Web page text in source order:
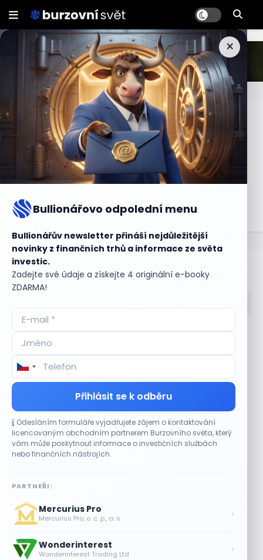
×
Bullionářovo odpolední menu
Bullionářův newsletter přináší nejdůležitější
novinky z finančních trhů a informace ze světa
investic.
Zadejte své údaje a získejte 4 originální e-booky
ZDARMA!
Přihlásit se k odběru
Odesláním formuláře vyjadřujete zájem o kontaktování
licencovaným obchodním partnerem Burzovního světa, který
vám může poskytnout informace o investičních službách
nebo finančních nástrojích.
PARTNEŘI:
Mercurius Pro
Mercurius Pro, o. c. p., a. s. ›
Wonderinterest
Wonderinterest Trading Ltd ›
ROE
ROE (Return on Equity), česky návratnost vlastního
kapitálu, je ukazatel, který měří ziskovost kapitálu, který
mají vlastníci společnosti vložený do podnikání. ROE
vyjadřuje poměr mezi čistým ziskem společnosti a
vlastním kapitálem. Vyšší hodnota ROE obvykle indikuje
vyšší efektivitu využívání vlastního kapitálu společnosti.
Bullionářův slovníček
Accumulate
ADR (Americké
depozitní certifikáty)
Advokátní úschova
Akcie
Akcie kmenová
Akcie na doručitele
Akcie prioritní
Akciové riziko (Risk On
Shares)
Akvizice
Alikvotní úrokový výnos
(AUV)
Alokace
Alokace (IPO)
Alokační efektivnost
Komoditní trhy
Kontinuální režim
Korporátní dluhopisy
Kotace
Kotovaná měna
Krátká pozice
Krátká pozice (short
selling)
Kurzotvorný obchod